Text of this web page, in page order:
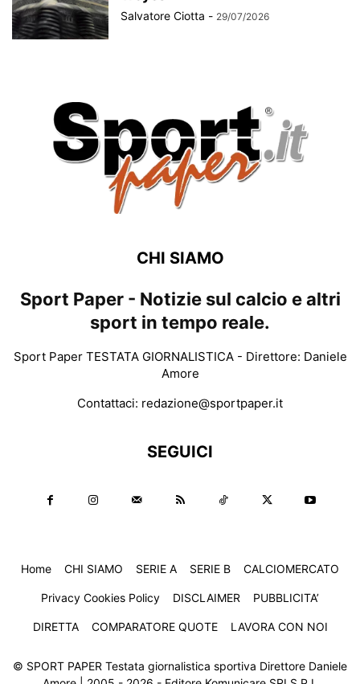
Salvatore Ciotta - 29/07/2026
CHI SIAMO
Sport Paper - Notizie sul calcio e altri
sport in tempo reale.
Sport Paper TESTATA GIORNALISTICA - Direttore: Daniele
Amore
Contattaci: redazione@sportpaper.it
SEGUICI
Home CHI SIAMO SERIE A SERIE B CALCIOMERCATO
Privacy Cookies Policy DISCLAIMER PUBBLICITA’
DIRETTA COMPARATORE QUOTE LAVORA CON NOI
© SPORT PAPER Testata giornalistica sportiva Direttore Daniele